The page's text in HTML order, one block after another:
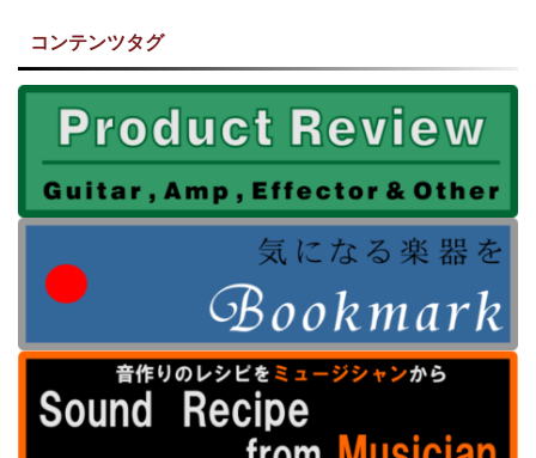
コンテンツタグ